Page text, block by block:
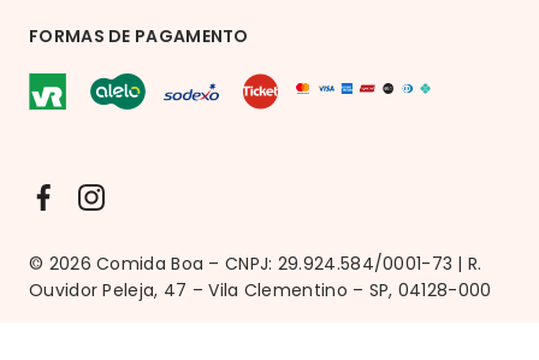
FORMAS DE PAGAMENTO
© 2026 Comida Boa – CNPJ: 29.924.584/0001-73 | R.
Ouvidor Peleja, 47 – Vila Clementino – SP, 04128-000